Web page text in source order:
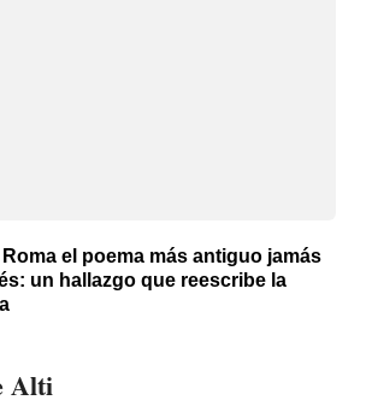
el poema más antiguo jamás
un hallazgo que reescribe la
Alti